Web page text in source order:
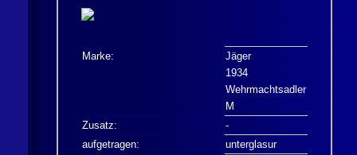
Marke:
Jäger
1934
Wehrmachtsadler
M
Zusatz:
-
aufgetragen:
unterglasur